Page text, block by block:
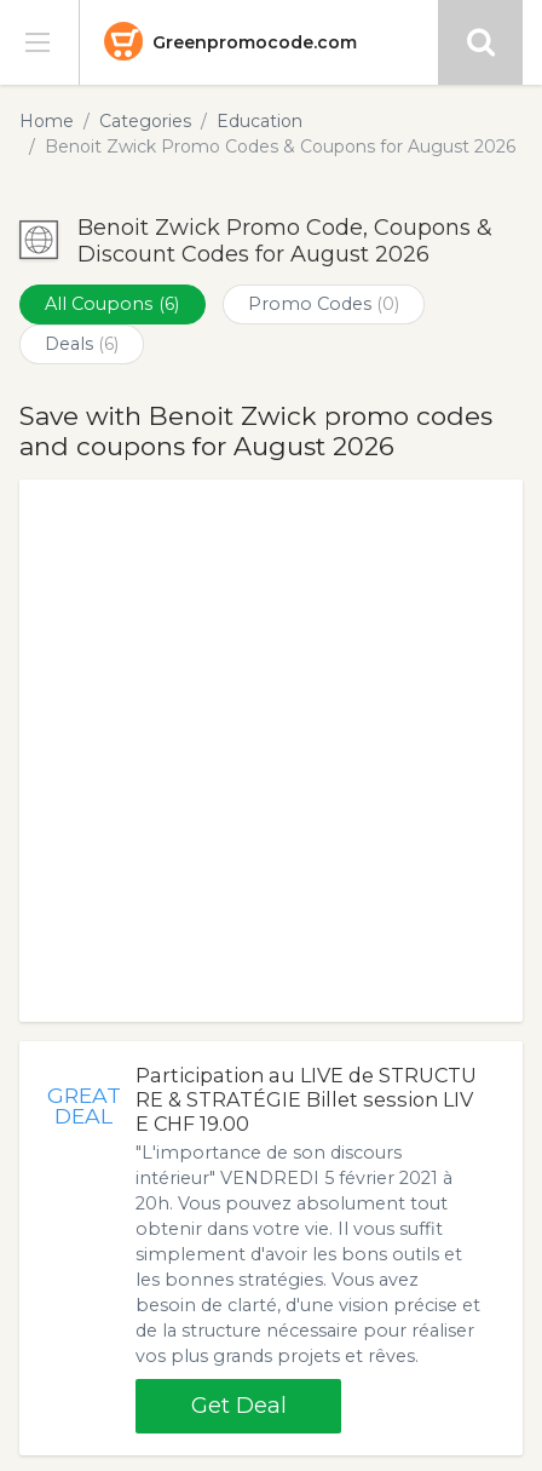
Greenpromocode.com
Stores
Blog
Submit
Home Categories
Education
Benoit Zwick Promo Codes & Coupons for August 2026
Benoit Zwick Promo Code, Coupons &
Discount Codes for August 2026
All Coupons (6) Promo Codes (0)
Deals (6)
Save with Benoit Zwick promo codes
and coupons for August 2026
GREAT
DEAL
Participation au LIVE de STRUCTU
RE & STRATÉGIE Billet session LIV
E CHF 19.00
"L'importance de son discours
intérieur" VENDREDI 5 février 2021 à
20h. Vous pouvez absolument tout
obtenir dans votre vie. Il vous suffit
simplement d'avoir les bons outils et
les bonnes stratégies. Vous avez
besoin de clarté, d'une vision précise et
de la structure nécessaire pour réaliser
vos plus grands projets et rêves.
Get Deal